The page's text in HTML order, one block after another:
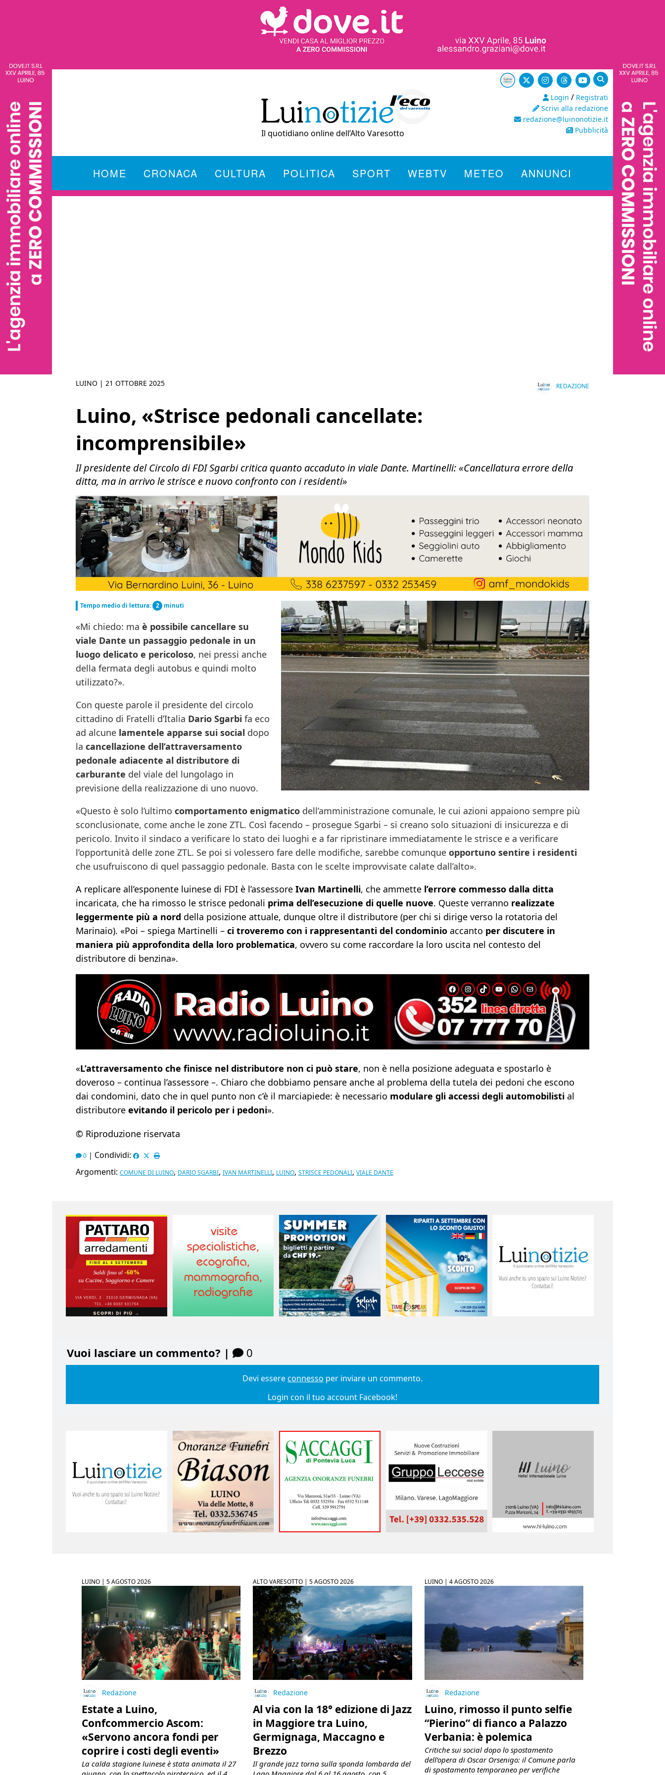
Il quotidiano online dell’Alto Varesotto
Login / Registrati
Scrivi alla redazione
redazione@luinonotizie.it
Pubblicità
HOME CRONACA CULTURA POLITICA SPORT WEBTV METEO ANNUNCI
LUINO | 21 OTTOBRE 2025 REDAZIONE
Luino, «Strisce pedonali cancellate:
incomprensibile»
Il presidente del Circolo di FDI Sgarbi critica quanto accaduto in viale Dante. Martinelli: «Cancellatura errore della
ditta, ma in arrivo le strisce e nuovo confronto con i residenti»
Tempo medio di lettura: 2 minuti
«Mi chiedo: ma è possibile cancellare su
viale Dante un passaggio pedonale in un
luogo delicato e pericoloso, nei pressi anche
della fermata degli autobus e quindi molto
utilizzato?».
Con queste parole il presidente del circolo
cittadino di Fratelli d’Italia Dario Sgarbi fa eco
ad alcune lamentele apparse sui social dopo
la cancellazione dell’attraversamento
pedonale adiacente al distributore di
carburante del viale del lungolago in
previsione della realizzazione di uno nuovo.
«Questo è solo l’ultimo comportamento enigmatico dell’amministrazione comunale, le cui azioni appaiono sempre più
sconclusionate, come anche le zone ZTL. Così facendo – prosegue Sgarbi – si creano solo situazioni di insicurezza e di
pericolo. Invito il sindaco a verificare lo stato dei luoghi e a far ripristinare immediatamente le strisce e a verificare
l’opportunità delle zone ZTL. Se poi si volessero fare delle modifiche, sarebbe comunque opportuno sentire i residenti
che usufruiscono di quel passaggio pedonale. Basta con le scelte improvvisate calate dall’alto».
A replicare all’esponente luinese di FDI è l’assessore Ivan Martinelli, che ammette l’errore commesso dalla ditta
incaricata, che ha rimosso le strisce pedonali prima dell’esecuzione di quelle nuove. Queste verranno realizzate
leggermente più a nord della posizione attuale, dunque oltre il distributore (per chi si dirige verso la rotatoria del
Marinaio). «Poi – spiega Martinelli – ci troveremo con i rappresentanti del condominio accanto per discutere in
maniera più approfondita della loro problematica, ovvero su come raccordare la loro uscita nel contesto del
distributore di benzina».
«L’attraversamento che finisce nel distributore non ci può stare, non è nella posizione adeguata e spostarlo è
doveroso – continua l’assessore –. Chiaro che dobbiamo pensare anche al problema della tutela dei pedoni che escono
dai condomini, dato che in quel punto non c’è il marciapiede: è necessario modulare gli accessi degli automobilisti al
distributore evitando il pericolo per i pedoni».
© Riproduzione riservata
0 | Condividi:
Argomenti: COMUNE DI LUINO, DARIO SGARBI, IVAN MARTINELLI, LUINO, STRISCE PEDONALI, VIALE DANTE
Vuoi lasciare un commento? | 0
Devi essereconnesso per inviare un commento.
Login con il tuo account Facebook!
LUINO | 5 AGOSTO 2026
Redazione
Estate a Luino,
Confcommercio Ascom:
«Servono ancora fondi per
coprire i costi degli eventi»
La calda stagione luinese è stata animata il 27
ALTO VARESOTTO |5 AGOSTO 2026
Redazione
Al via con la 18° edizione di Jazz
in Maggiore tra Luino,
Germignaga, Maccagno e
Brezzo
Il grande jazz torna sulla sponda lombarda del
LUINO | 4 AGOSTO 2026
Redazione
Luino, rimosso il punto selfie
“Pierino” di fianco a Palazzo
Verbania: è polemica
Critiche sui social dopo lo spostamento
dell’opera di Oscar Orsenigo: il Comune parla
di spostamento temporaneo per verifiche